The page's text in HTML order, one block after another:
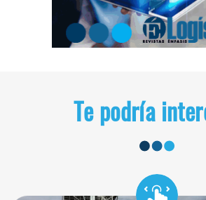
Te podría